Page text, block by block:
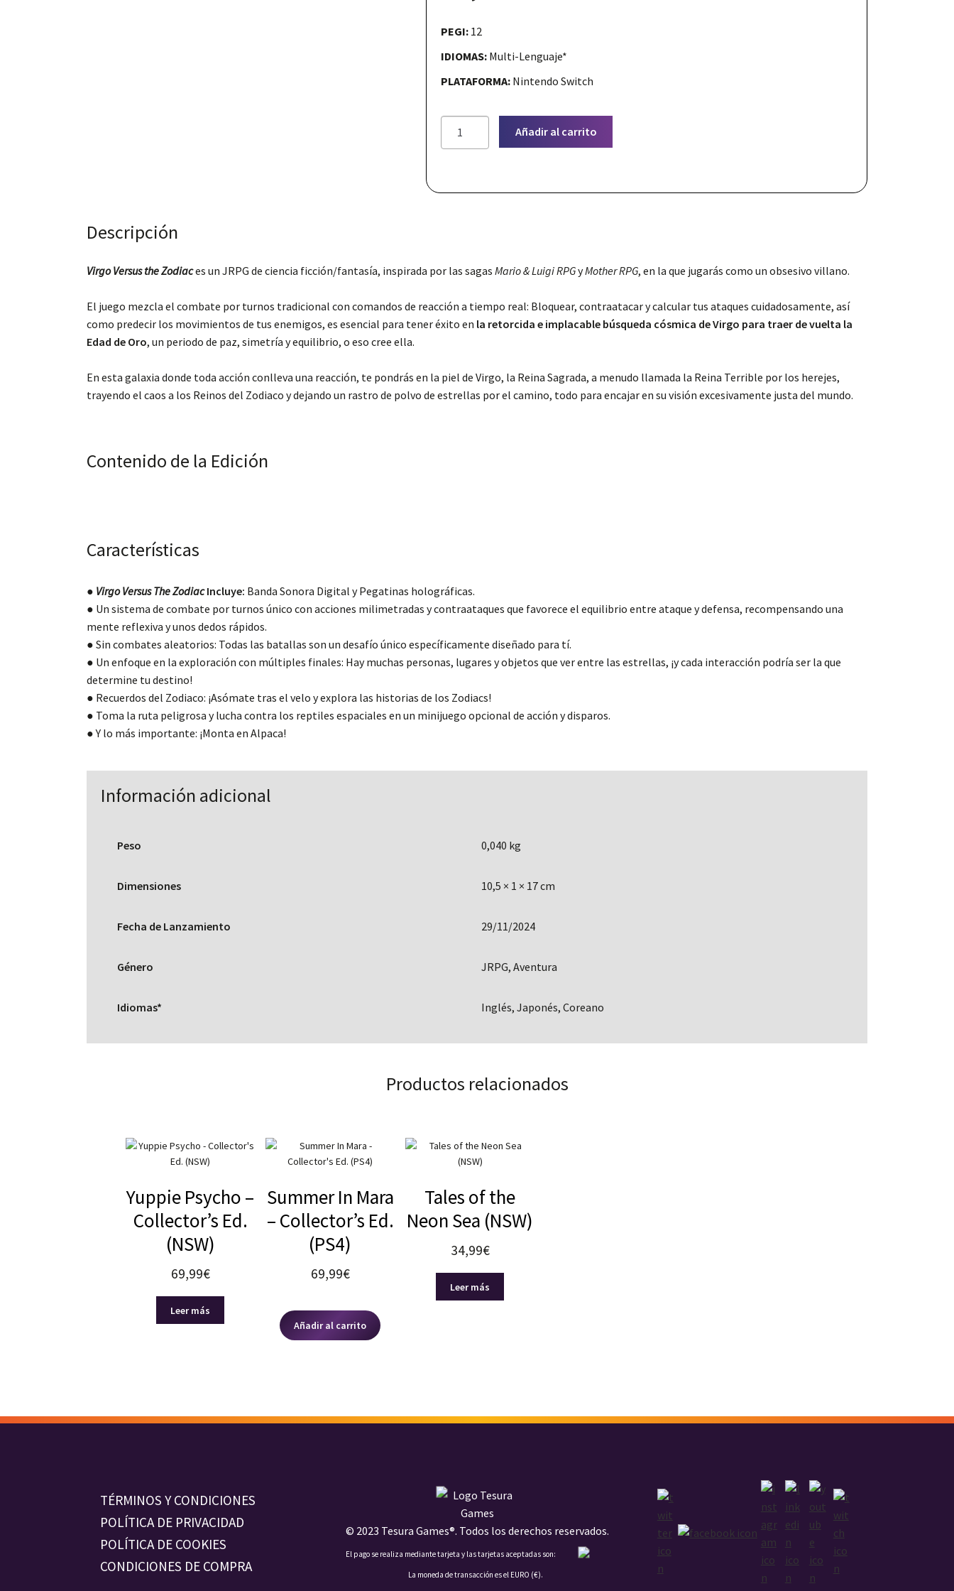
PEGI: 12
IDIOMAS: Multi-Lenguaje*
PLATAFORMA: Nintendo Switch
Versus
(NSW)
Añadir al carrito
Descripción
Virgo Versus the Zodiaces un JRPG de ciencia ficción/fantasía, inspirada por las sagas Mario & Luigi RPGyMother RPG, en la que jugarás como un obsesivo villano.
El juego mezcla el combate por turnos tradicional con comandos de reacción a tiempo real: Bloquear, contraatacar y calcular tus ataques cuidadosamente, así
como predecir los movimientos de tus enemigos, es esencial para tener éxito en la retorcida e implacable búsqueda cósmica de Virgo para traer de vuelta la
Edad de Oro, un periodo de paz, simetría y equilibrio, o eso cree ella.
En esta galaxia donde toda acción conlleva una reacción, te pondrás en la piel de Virgo, la Reina Sagrada, a menudo llamada la Reina Terrible por los herejes,
trayendo el caos a los Reinos del Zodiaco y dejando un rastro de polvo de estrellas por el camino, todo para encajar en su visión excesivamente justa del mundo.
Contenido de la Edición
Características
● Virgo Versus The ZodiacIncluye: Banda Sonora Digital y Pegatinas holográficas.
● Un sistema de combate por turnos único con acciones milimetradas y contraataques que favorece el equilibrio entre ataque y defensa, recompensando una
mente reflexiva y unos dedos rápidos.
● Sin combates aleatorios: Todas las batallas son un desafío único específicamente diseñado para tí.
● Un enfoque en la exploración con múltiples finales: Hay muchas personas, lugares y objetos que ver entre las estrellas, ¡y cada interacción podría ser la que
determine tu destino!
● Recuerdos del Zodiaco: ¡Asómate tras el velo y explora las historias de los Zodiacs!
● Toma la ruta peligrosa y lucha contra los reptiles espaciales en un minijuego opcional de acción y disparos.
● Y lo más importante: ¡Monta en Alpaca!
Información adicional
Peso 0,040 kg
Dimensiones 10,5 × 1 × 17 cm
Fecha de Lanzamiento 29/11/2024
Género JRPG, Aventura
Idiomas* Inglés, Japonés, Coreano
Productos relacionados
Yuppie Psycho –
Collector’s Ed.
(NSW)
69,99€
Leer más
Summer In Mara
– Collector’s Ed.
(PS4)
69,99€
Añadir al carrito
Tales of the
Neon Sea (NSW)
34,99€
Leer más
TÉRMINOS Y CONDICIONES
POLÍTICA DE PRIVACIDAD
POLÍTICA DE COOKIES
CONDICIONES DE COMPRA
© 2023 Tesura Games®. Todos los derechos reservados.
El pago se realiza mediante tarjeta y las tarjetas aceptadas son:
La moneda de transacción es el EURO (€).
Nuestras redes: